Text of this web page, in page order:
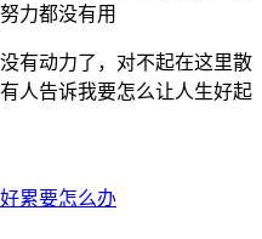
力都没有用
有动力了，对不起在这里散
人告诉我要怎么让人生好起
好累要怎么办